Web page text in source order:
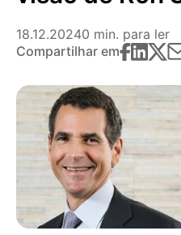
18.12.20240 min. para ler
Compartilhar em